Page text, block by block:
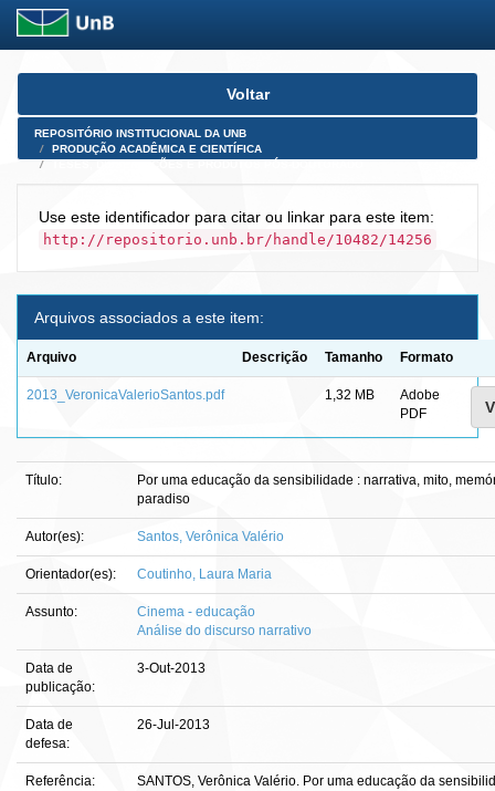
Skip
Voltar
REPOSITÓRIO INSTITUCIONAL DA UNB
PRODUÇÃO ACADÊMICA E CIENTÍFICA
Use este identificador para citar ou linkar para este item:
http://repositorio.unb.br/handle/10482/14256
Arquivos associados a este item:
Arquivo Descrição Tamanho Formato
2013_VeronicaValerioSantos.pdf 1,32 MB
Adobe
PDF
Título:
Por uma educação da sensibilidade : narrativa, mito,
paradiso
Autor(es): Santos, Verônica Valério
Orientador(es): Coutinho, Laura Maria
Assunto:
Cinema - educação
Análise do discurso narrativo
Data de
publicação:
3-Out-2013
Data de
defesa:
26-Jul-2013
Referência:
SANTOS, Verônica Valério. Por uma educação da